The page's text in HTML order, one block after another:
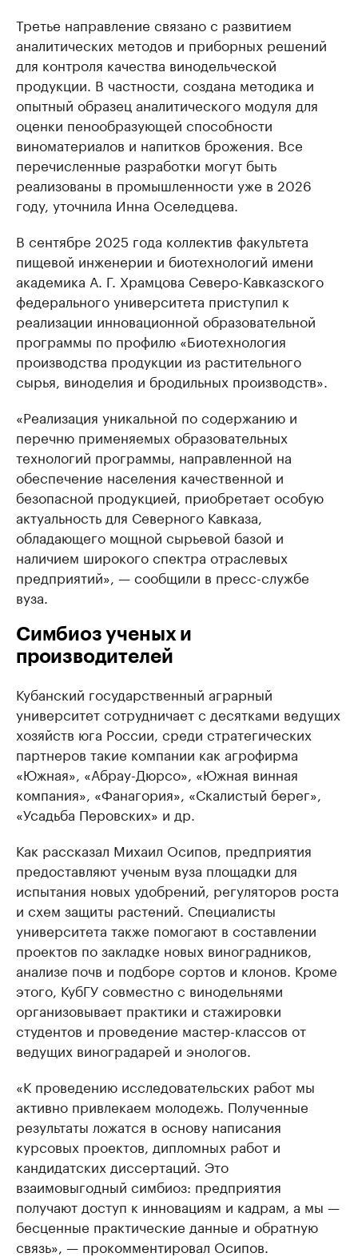
Третье направление связано с развитием
аналитических методов и приборных решений
для контроля качества винодельческой
продукции. В частности, создана методика и
опытный образец аналитического модуля для
оценки пенообразующей способности
виноматериалов и напитков брожения. Все
перечисленные разработки могут быть
реализованы в промышленности уже в 2026
году, уточнила Инна Оселедцева.
В сентябре 2025 года коллектив факультета
пищевой инженерии и биотехнологий имени
академика А. Г. Храмцова Северо-Кавказского
федерального университета приступил к
реализации инновационной образовательной
программы по профилю «Биотехнология
производства продукции из растительного
сырья, виноделия и бродильных производств».
«Реализация уникальной по содержанию и
перечню применяемых образовательных
технологий программы, направленной на
обеспечение населения качественной и
безопасной продукцией, приобретает особую
актуальность для Северного Кавказа,
обладающего мощной сырьевой базой и
наличием широкого спектра отраслевых
предприятий», — сообщили в пресс-службе
вуза.
Симбиоз ученых и
производителей
Кубанский государственный аграрный
университет сотрудничает с десятками ведущих
хозяйств юга России, среди стратегических
партнеров такие компании как агрофирма
«Южная», «Абрау-Дюрсо», «Южная винная
компания», «Фанагория», «Скалистый берег»,
«Усадьба Перовских» и др.
Как рассказал Михаил Осипов, предприятия
предоставляют ученым вуза площадки для
испытания новых удобрений, регуляторов роста
и схем защиты растений. Специалисты
университета также помогают в составлении
проектов по закладке новых виноградников,
анализе почв и подборе сортов и клонов. Кроме
этого, КубГУ совместно с винодельнями
организовывает практики и стажировки
студентов и проведение мастер-классов от
ведущих виноградарей и энологов.
«К проведению исследовательских работ мы
активно привлекаем молодежь. Полученные
результаты ложатся в основу написания
курсовых проектов, дипломных работ и
кандидатских диссертаций. Это
взаимовыгодный симбиоз: предприятия
получают доступ к инновациям и кадрам, а мы —
бесценные практические данные и обратную
связь», — прокомментировал Осипов.